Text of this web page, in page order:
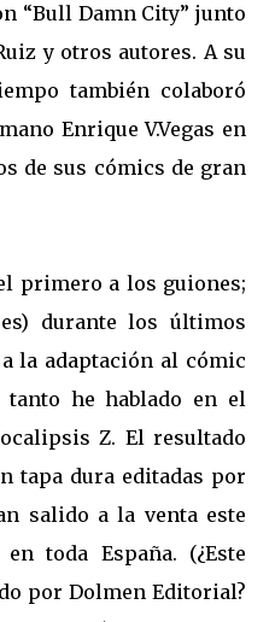
“Bull Damn City” junto
y otros autores. A su
también colaboró
Enrique V.Vegas en
de sus cómics de gran
primero a los guiones;
durante los últimos
la adaptación al cómic
he hablado en el
Z. El resultado
tapa dura editadas por
salido a la venta este
toda España. (¿Este
por Dolmen Editorial?